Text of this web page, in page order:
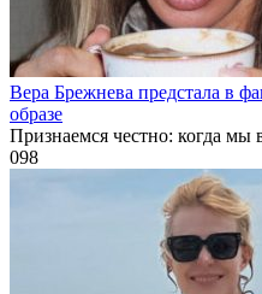
Вера Брежнева предстала в
образе
Признаемся честно: когда
098